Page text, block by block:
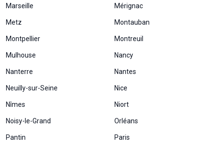
Marseille Mérignac
Metz Montauban
Montpellier Montreuil
Mulhouse Nancy
Nanterre Nantes
Neuilly-sur-Seine Nice
Nîmes Niort
Noisy-le-Grand Orléans
Pantin Paris
Nécessaire
Ces cookies ne
sont pas